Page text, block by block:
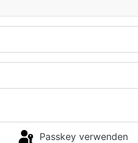
Passkey verwenden